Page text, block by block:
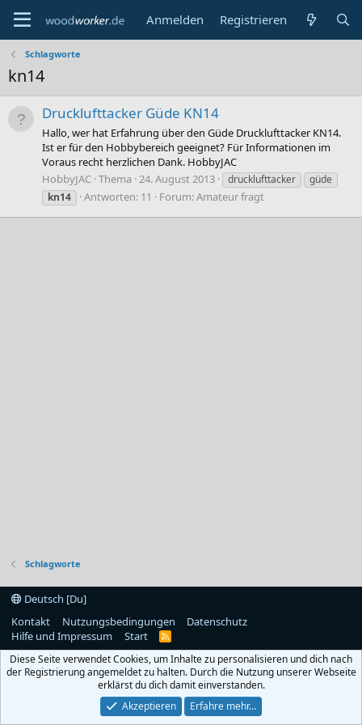
Anmelden Registrieren
Schlagworte
kn14
Drucklufttacker Güde KN14
Hallo, wer hat Erfahrung über den Güde Drucklufttacker KN14.
Ist er für den Hobbybereich geeignet? Für Informationen im
Voraus recht herzlichen Dank. HobbyJAC
HobbyJAC Thema 24. August 2013 drucklufttacker
güde
kn14
Antworten: 11 Forum:Amateur fragt
Schlagworte
Deutsch [Du]
Kontakt
Nutzungsbedingungen
Datenschutz
Hilfe und Impressum
Start
R
S
Diese Seite verwendet Cookies, um Inhalte zu personalisieren und dich nach
der Registrierung angemeldet zu halten. Durch die Nutzung unserer Webseite
erklärst du dich damit einverstanden.
Akzeptieren
Erfahre mehr…